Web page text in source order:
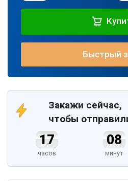
Быстрый
Закажи сейчас,
чтобы
17
часов
08
минут